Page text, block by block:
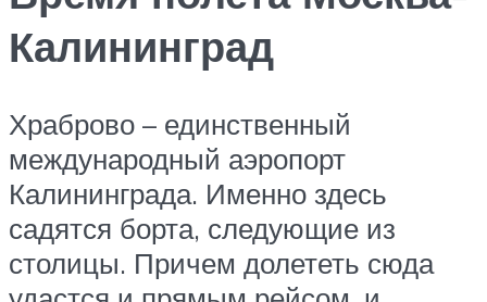
Калининград
Храброво – единственный
международный аэропорт
Калининграда. Именно здесь
садятся борта, следующие из
столицы. Причем долететь сюда